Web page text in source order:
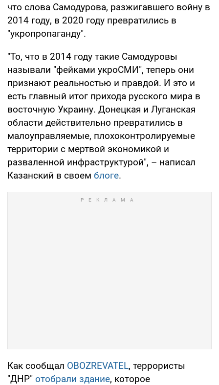
что слова Самодурова, разжигавшего войну в
2014 году, в 2020 году превратились в
"укропропаганду".
"То, что в 2014 году такие Самодуровы
называли "фейками укроСМИ", теперь они
признают реальностью и правдой. И это и
есть главный итог прихода русского мира в
восточную Украину. Донецкая и Луганская
области действительно превратились в
малоуправляемые, плохоконтролируемые
территории с мертвой экономикой и
разваленной инфраструктурой", – написал
Казанский в своем блоге.
Как сообщал OBOZREVATEL, террористы
"ДНР" отобрали здание, которое